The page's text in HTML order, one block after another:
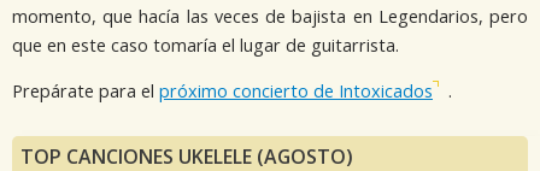
momento, que hacía las veces de bajista en Legendarios, pero
que en este caso tomaría el lugar de guitarrista.
Prepárate para el próximo concierto de Intoxicados .
TOP CANCIONES UKELELE (AGOSTO)